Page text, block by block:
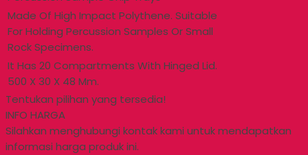
Made Of High Impact Polythene. Suitable
For Holding Percussion Samples Or Small
Rock Specimens.
It Has 20 Compartments With Hinged Lid.
500 X 30 X 48 Mm.
Tentukan pilihan yang tersedia!
INFO HARGA
Silahkan menghubungi kontak kami untuk mendapatkan
informasi harga produk ini.